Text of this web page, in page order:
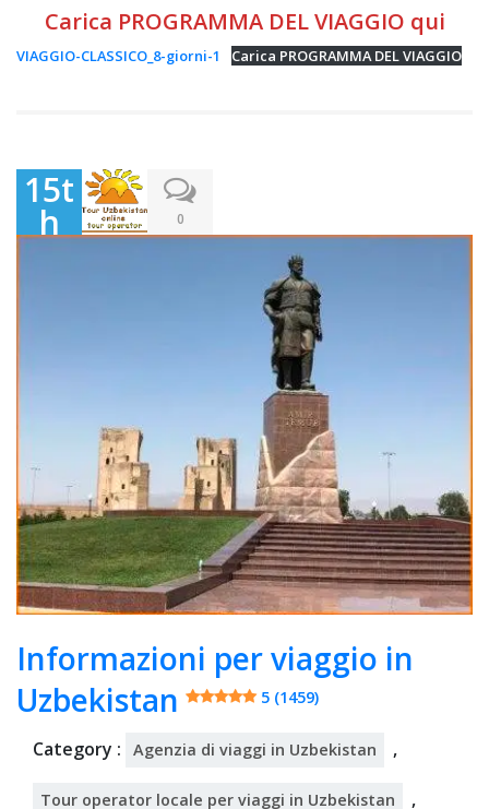
Carica PROGRAMMA DEL VIAGGIO qui
VIAGGIO-CLASSICO_8-giorni-1 Carica PROGRAMMA DEL VIAGGIO
15t
h
Ma
0
Informazioni per viaggio in
Uzbekistan
5 (1459)
Category : Agenzia di viaggi in Uzbekistan ,
Tour operator locale per viaggi in Uzbekistan ,